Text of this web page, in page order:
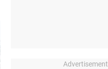
Advertisement